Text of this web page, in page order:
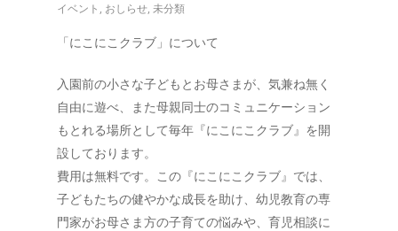
イベント , おしらせ, 未分類
「にこにこクラブ」について
入園前の小さな子どもとお母さまが、気兼ね無く
自由に遊べ、また母親同士のコミュニケーション
もとれる場所として毎年『にこにこクラブ』を開
設しております。
費用は無料です。この『にこにこクラブ』では、
子どもたちの健やかな成長を助け、幼児教育の専
門家がお母さま方の子育ての悩みや、育児相談に